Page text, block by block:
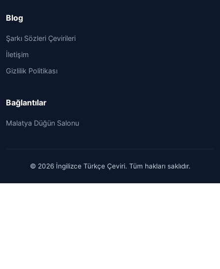
Blog
Şarkı Sözleri Çevirileri
İletişim
Gizlilik Politikası
Bağlantılar
Malatya Düğün Salonu
© 2026 İngilizce Türkçe Çeviri. Tüm hakları saklıdır.